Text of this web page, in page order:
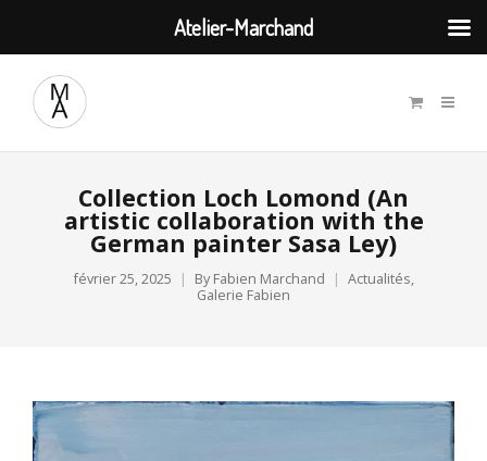
Collection Loch Lomond (An
artistic collaboration with the
German painter Sasa Ley)
février 25, 2025 By Fabien Marchand Actualités,
Galerie Fabien
Atelier-Marchand